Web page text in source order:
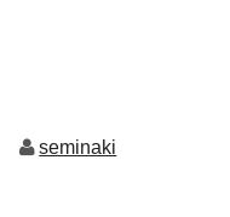
seminaki